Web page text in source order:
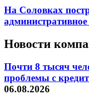
На Соловках
административное
Новости
Почти 8 тысяч
проблемы с
06.08.2026